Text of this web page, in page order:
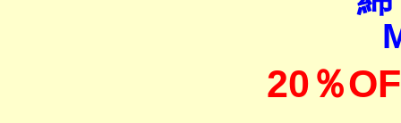
20％